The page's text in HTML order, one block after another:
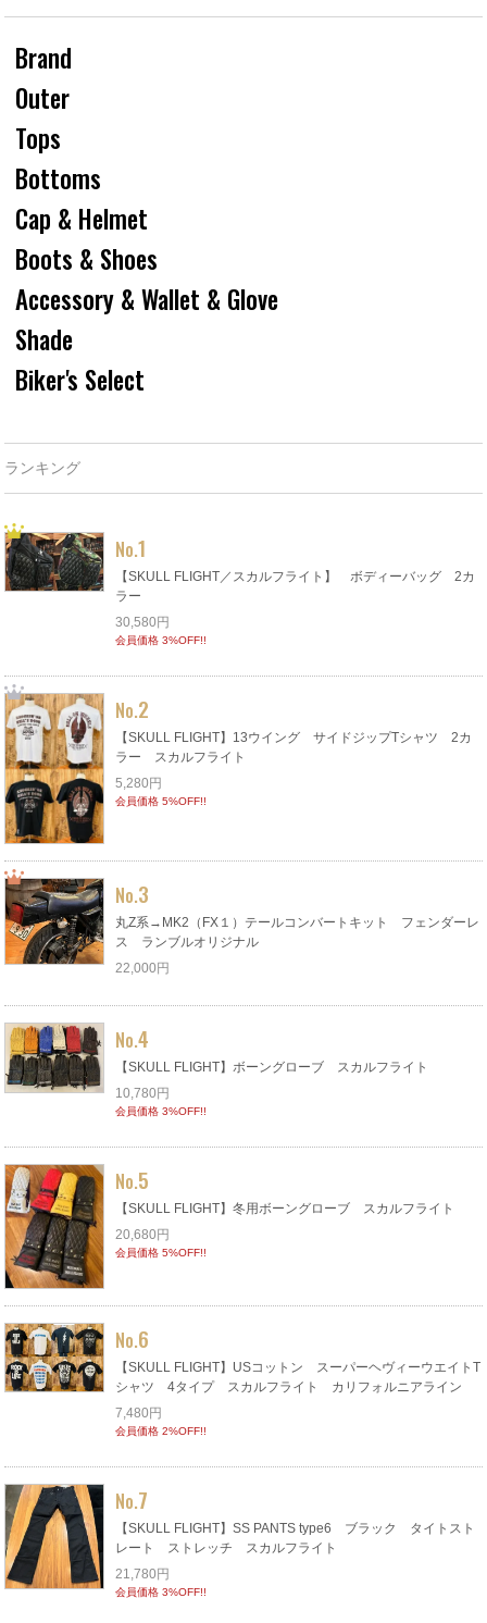
Brand
Outer
Tops
Bottoms
Cap & Helmet
Boots & Shoes
Accessory & Wallet & Glove
Shade
Biker's Select
ランキング
No.1
【SKULL FLIGHT／スカルフライト】 ボディーバッグ 2カ
ラー
30,580円
会員価格 3%OFF!!
No.2
【SKULL FLIGHT】13ウイング サイドジップTシャツ 2カ
ラー スカルフライト
5,280円
会員価格 5%OFF!!
No.3
丸Z系→MK2（FX１）テールコンバートキット フェンダーレ
ス ランブルオリジナル
22,000円
No.4
【SKULL FLIGHT】ボーングローブ スカルフライト
10,780円
会員価格 3%OFF!!
No.5
【SKULL FLIGHT】冬用ボーングローブ スカルフライト
20,680円
会員価格 5%OFF!!
No.6
【SKULL FLIGHT】USコットン スーパーヘヴィーウエイトT
シャツ 4タイプ スカルフライト カリフォルニアライン
7,480円
会員価格 2%OFF!!
No.7
【SKULL FLIGHT】SS PANTS type6 ブラック タイトスト
レート ストレッチ スカルフライト
21,780円
会員価格 3%OFF!!